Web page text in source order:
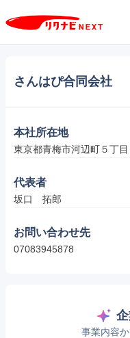
さんはぴ合同会社
本社所在地
東京都青梅市河辺町５丁
代表者
坂口　拓郎
お問い合わせ先
07083945878
事業内容